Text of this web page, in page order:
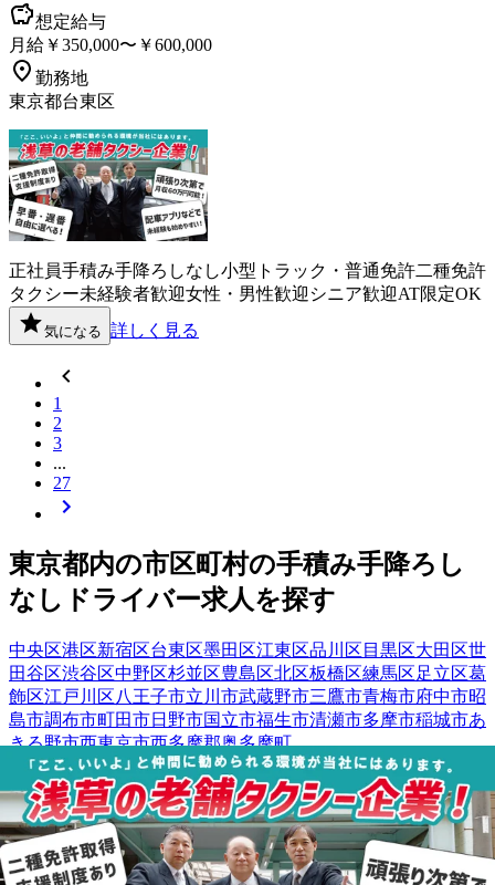
想定給与
月給￥350,000〜￥600,000
勤務地
東京都台東区
正社員手積み手降ろしなし小型トラック・普通免許二種免許
タクシー未経験者歓迎女性・男性歓迎 シニア歓迎AT限定OK
気になる 詳しく見る
1
2
3
...
27
東京都内の市区町村の手積み手降ろし
なし ドライバー求人を探す
中央区港区新宿区台東区墨田区江東区品川区 目黒区大田区世
田谷区渋谷区中野区杉並区豊島区北区板橋区練馬区足立区葛
飾区江戸川区八王子市立川市武蔵野市三鷹市青梅市府中市昭
島市調布市町田市日野市国立市福生市清瀬市多摩市稲城市あ
きる野市西東京市西多摩郡奥多摩町
【関東】他の都道府県から手積み手降
ろしなしドライバー求人を探す
栃木県群馬県 埼玉県千葉県神奈川県茨城県